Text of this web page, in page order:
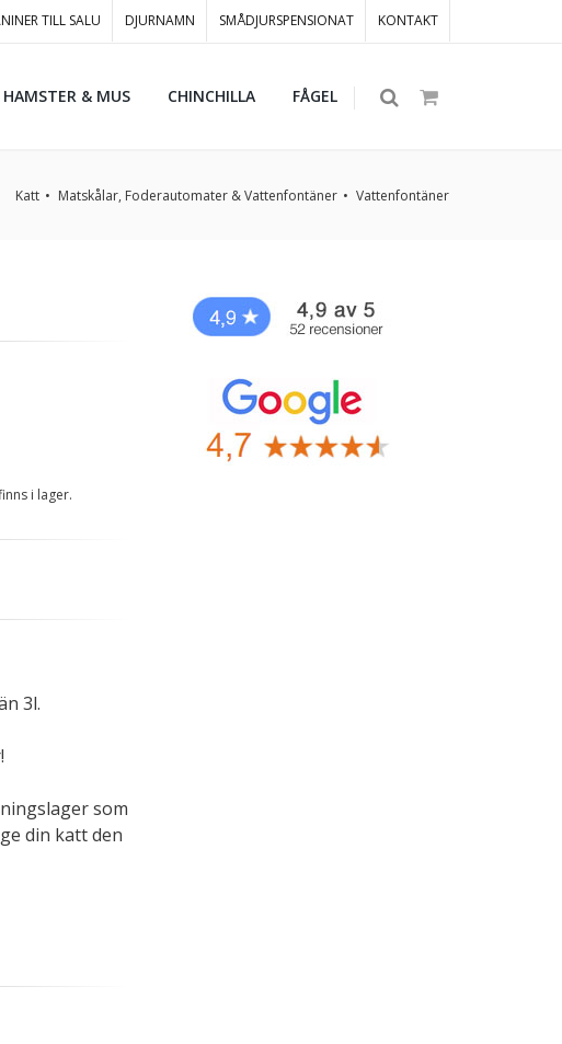
TILL SALU DJURNAMN SMÅDJURSPENSIONAT KONTAKT
HAMSTER & MUS CHINCHILLA FÅGEL
Katt Matskålar, Foderautomater & Vattenfontäner Vattenfontäner
i lager.
3l.
som
din katt den